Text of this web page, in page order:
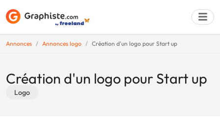
Annonces Annonces logo Création d'un logo pour Start up
Création d'un logo pour Start up
Logo